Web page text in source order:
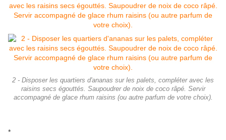
2 - Disposer les quartiers d'ananas sur les palets, compléter avec les
raisins secs égouttés. Saupoudrer de noix de coco râpé. Servir
accompagné de glace rhum raisins (ou autre parfum de votre choix).
*